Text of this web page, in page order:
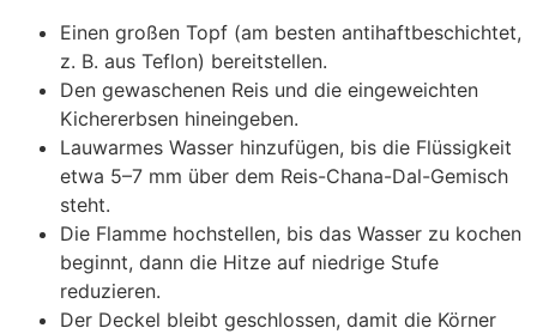
Einen großen Topf (am besten antihaftbeschichtet,
z. B. aus Teflon) bereitstellen.
Den gewaschenen Reis und die eingeweichten
Kichererbsen hineingeben.
Lauwarmes Wasser hinzufügen, bis die Flüssigkeit
etwa 5–7 mm über dem Reis-Chana-Dal-Gemisch
steht.
Die Flamme hochstellen, bis das Wasser zu kochen
beginnt, dann die Hitze auf niedrige Stufe
reduzieren.
Der Deckel bleibt geschlossen, damit die Körner